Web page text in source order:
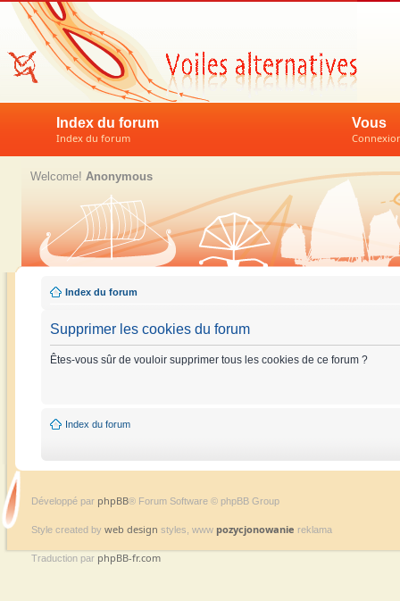
Index du forum
Index du forum
Vous
Welcome! Anonymous
Index du forum
Supprimer les cookies du forum
Êtes-vous sûr de vouloir supprimer tous les cookies de ce forum ?
Index du forum
Développé par phpBB® Forum Software © phpBB Group
Style created by web design styles, www pozycjonowanie reklama
Traduction par phpBB-fr.com